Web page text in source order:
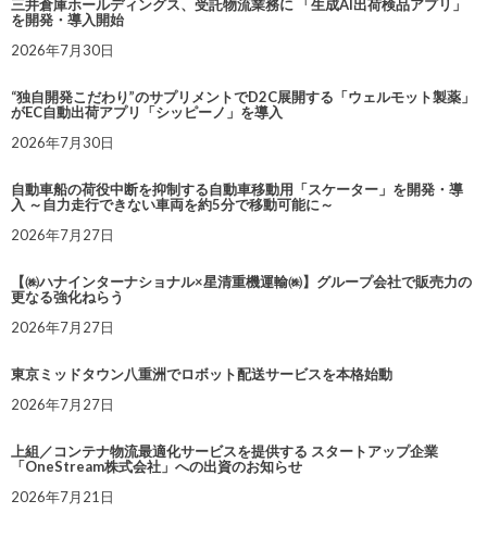
三井倉庫ホールディングス、受託物流業務に 「生成AI出荷検品アプリ」
を開発・導入開始
2026年7月30日
“独自開発こだわり”のサプリメントでD2C展開する「ウェルモット製薬」
がEC自動出荷アプリ「シッピーノ」を導入
2026年7月30日
自動車船の荷役中断を抑制する自動車移動用「スケーター」を開発・導
入 ～自力走行できない車両を約5分で移動可能に～
2026年7月27日
【㈱ハナインターナショナル×星清重機運輸㈱】グループ会社で販売力の
更なる強化ねらう
2026年7月27日
東京ミッドタウン八重洲でロボット配送サービスを本格始動
2026年7月27日
上組／コンテナ物流最適化サービスを提供する スタートアップ企業
「OneStream株式会社」への出資のお知らせ
2026年7月21日